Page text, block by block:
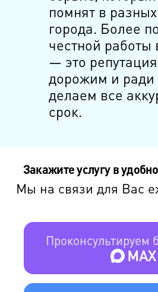
помнят в
города. Более
честной работы
— это
дорожим и ради
делаем все
срок.
Закажите услугу в
Мы на связи для Вас
Проконсультируем
MAX